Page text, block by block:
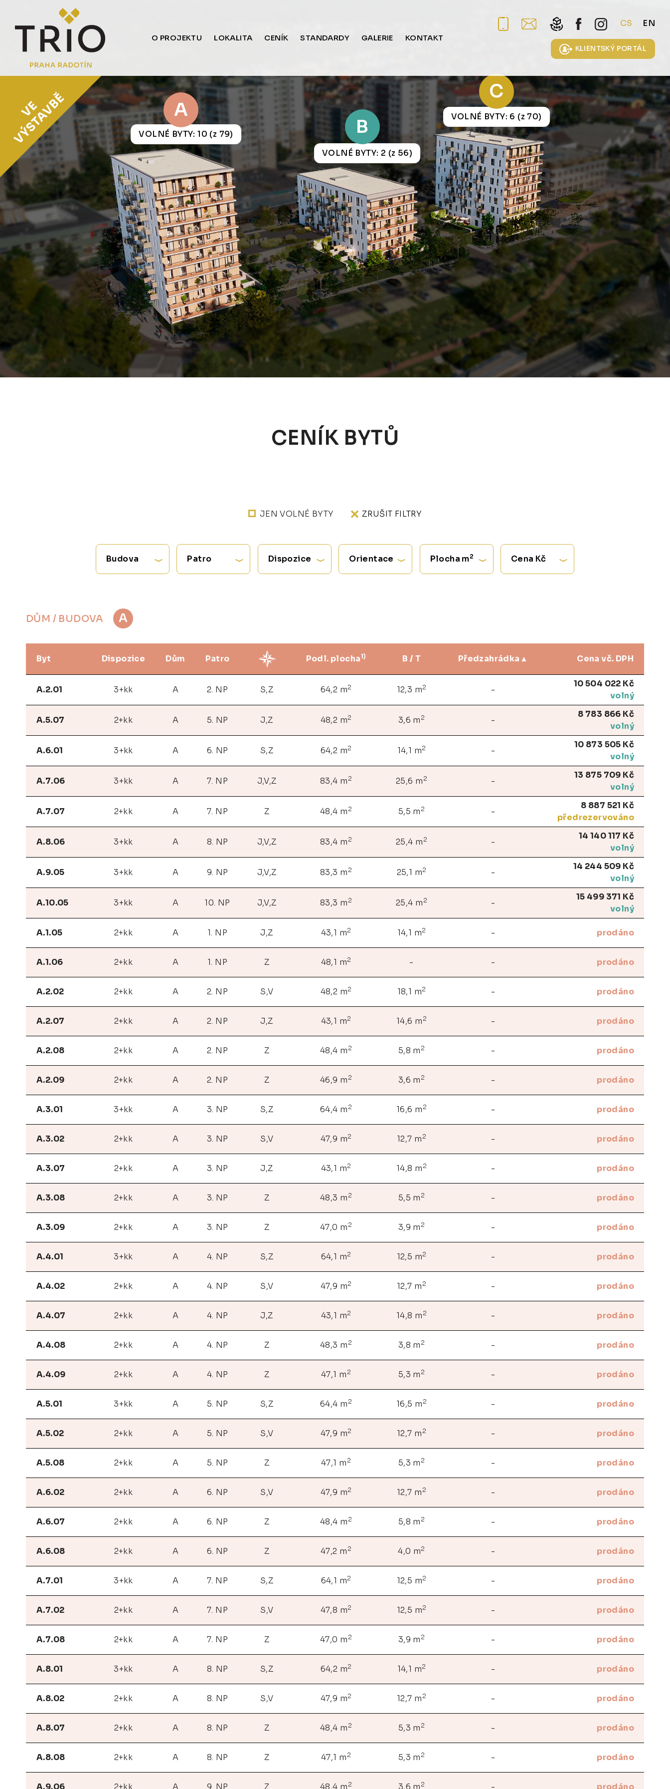
O PROJEKTU LOKALITA CENÍK STANDARDY GALERIE KONTAKT
CS EN
KLIENTSKÝ PORTÁL
A
B
C
VOLNÉ BYTY: 10 (z 79)
VOLNÉ BYTY: 2 (z 56)
VOLNÉ BYTY: 6 (z 70)
CENÍK BYTŮ
JEN VOLNÉ BYTY ZRUŠIT FILTRY
Budova Patro Dispozice Orientace Plocha m2 Cena Kč
DŮM / BUDOVA A
Byt Dispozice Dům Patro Podl. plocha1) B / T Předzahrádka Cena vč. DPH
A.2.01 3+kk A 2. NP S,Z 64,2 m2 12,3 m2 -
10 504 022 Kč
volný
A.5.07 2+kk A 5. NP J,Z 48,2 m2 3,6 m 2 -
8 783 866 Kč
volný
A.6.01 3+kk A 6. NP S,Z 64,2 m2 14,1 m2 -
10 873 505 Kč
volný
A.7.06 3+kk A 7. NP J,V,Z 83,4 m 2 25,6 m 2 -
13 875 709 Kč
volný
A.7.07 2+kk A 7. NP Z 48,4 m 2 5,5 m 2 -
8 887 521 Kč
předrezervováno
A.8.06 3+kk A 8. NP J,V,Z 83,4 m 2 25,4 m 2 -
14 140 117 Kč
volný
A.9.05 3+kk A 9. NP J,V,Z 83,3 m 2 25,1 m2 -
14 244 509 Kč
volný
A.10.05 3+kk A 10. NP J,V,Z 83,3 m 2 25,4 m 2 -
15 499 371 Kč
volný
A.1.05 2+kk A 1. NP J,Z 43,1 m2 14,1 m2 - prodáno
A.1.06 2+kk A 1. NP Z 48,1 m2 - - prodáno
A.2.02 2+kk A 2. NP S,V 48,2 m2 18,1 m2 - prodáno
A.2.07 2+kk A 2. NP J,Z 43,1 m2 14,6 m 2 - prodáno
A.2.08 2+kk A 2. NP Z 48,4 m 2 5,8 m 2 - prodáno
A.2.09 2+kk A 2. NP Z 46,9 m 2 3,6 m 2 - prodáno
A.3.01 3+kk A 3. NP S,Z 64,4 m 2 16,6 m 2 - prodáno
A.3.02 2+kk A 3. NP S,V 47,9 m2 12,7 m 2 - prodáno
A.3.07 2+kk A 3. NP J,Z 43,1 m2 14,8 m 2 - prodáno
A.3.08 2+kk A 3. NP Z 48,3 m 2 5,5 m 2 - prodáno
A.3.09 2+kk A 3. NP Z 47,0 m 2 3,9 m 2 - prodáno
A.4.01 3+kk A 4. NP S,Z 64,1 m2 12,5 m2 - prodáno
A.4.02 2+kk A 4. NP S,V 47,9 m2 12,7 m 2 - prodáno
A.4.07 2+kk A 4. NP J,Z 43,1 m2 14,8 m 2 - prodáno
A.4.08 2+kk A 4. NP Z 48,3 m 2 3,8 m 2 - prodáno
A.4.09 2+kk A 4. NP Z 47,1 m 2 5,3 m 2 - prodáno
A.5.01 3+kk A 5. NP S,Z 64,4 m 2 16,5 m 2 - prodáno
A.5.02 2+kk A 5. NP S,V 47,9 m2 12,7 m 2 - prodáno
A.5.08 2+kk A 5. NP Z 47,1 m 2 5,3 m 2 - prodáno
A.6.02 2+kk A 6. NP S,V 47,9 m2 12,7 m 2 - prodáno
A.6.07 2+kk A 6. NP Z 48,4 m 2 5,8 m 2 - prodáno
A.6.08 2+kk A 6. NP Z 47,2 m 2 4,0 m2 - prodáno
A.7.01 3+kk A 7. NP S,Z 64,1 m2 12,5 m2 - prodáno
A.7.02 2+kk A 7. NP S,V 47,8 m2 12,5 m2 - prodáno
A.7.08 2+kk A 7. NP Z 47,0 m 2 3,9 m 2 - prodáno
A.8.01 3+kk A 8. NP S,Z 64,2 m2 14,1 m2 - prodáno
A.8.02 2+kk A 8. NP S,V 47,9 m2 12,7 m 2 - prodáno
A.8.07 2+kk A 8. NP Z 48,4 m 2 5,3 m 2 - prodáno
A.8.08 2+kk A 8. NP Z 47,1 m 2 5,3 m 2 - prodáno
A.9.06 2+kk A 9. NP Z 48,4 m 2 3,6 m 2 - prodáno